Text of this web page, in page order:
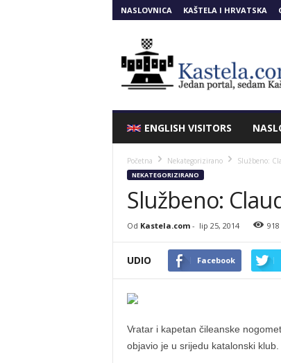
NASLOVNICA KAŠTELA I HRVATSKA
ENGLISH VISITORS
Početna Nekategorizirano Službeno:
NEKATEGORIZIRANO
Službeno:
Od Kastela.com- lip 25, 2014 918
UDIO Facebook
Vratar i kapetan čileanske
objavio je u srijedu katalonski klub.